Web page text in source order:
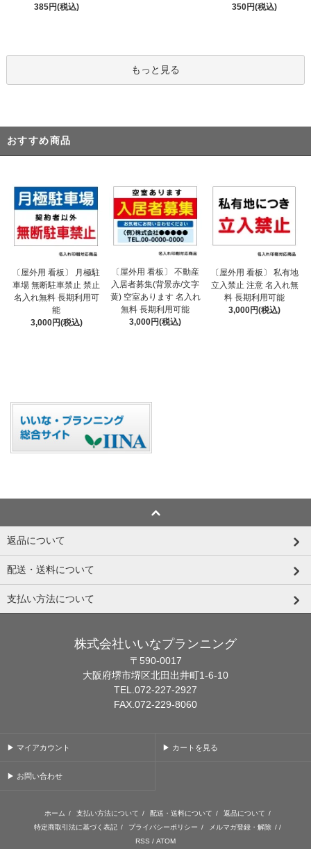
385円(税込)
350円(税込)
もっと見る
おすすめ商品
〔屋外用 看板〕 月極駐
車場 無断駐車禁止 禁止
名入れ無料 長期利用可
能
3,000円(税込)
〔屋外用 看板〕 不動産
入居者募集(背景赤/文字
黄) 空室あります 名入れ
無料 長期利用可能
3,000円(税込)
〔屋外用 看板〕 私有地
立入禁止 注意 名入れ無
料 長期利用可能
3,000円(税込)
返品について
配送・送料について
支払い方法について
株式会社いいなプランニング
〒590-0017
大阪府堺市堺区北田出井町1-6-10
TEL.072-227-2927
FAX.072-229-8060
▶ マイアカウント ▶ カートを見る
▶ お問い合わせ
ホーム / 支払い方法について / 配送・送料について / 返品について /
特定商取引法に基づく表記 / プライバシーポリシー / メルマガ登録・解除 / /
RSS / ATOM